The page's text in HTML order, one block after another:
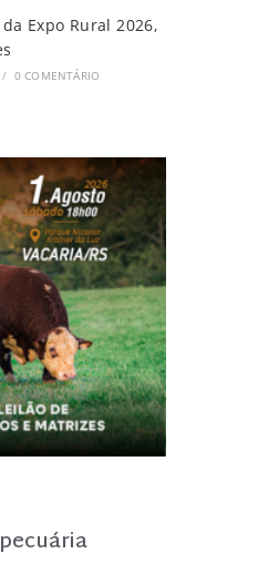
Expo Rural 2026,
/ 0 COMENTÁRIO